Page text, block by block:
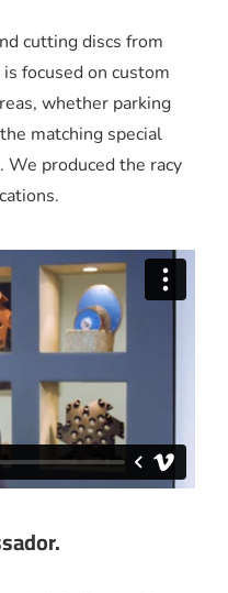
cutting discs from
focused on custom
whether parking
matching special
produced the racy